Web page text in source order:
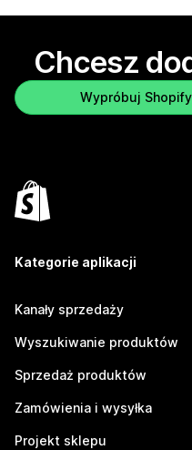
Chcesz
Wypróbuj
Kategorie aplikacji
Kanały sprzedaży
Wyszukiwanie produktów
Sprzedaż produktów
Zamówienia i wysyłka
Projekt sklepu